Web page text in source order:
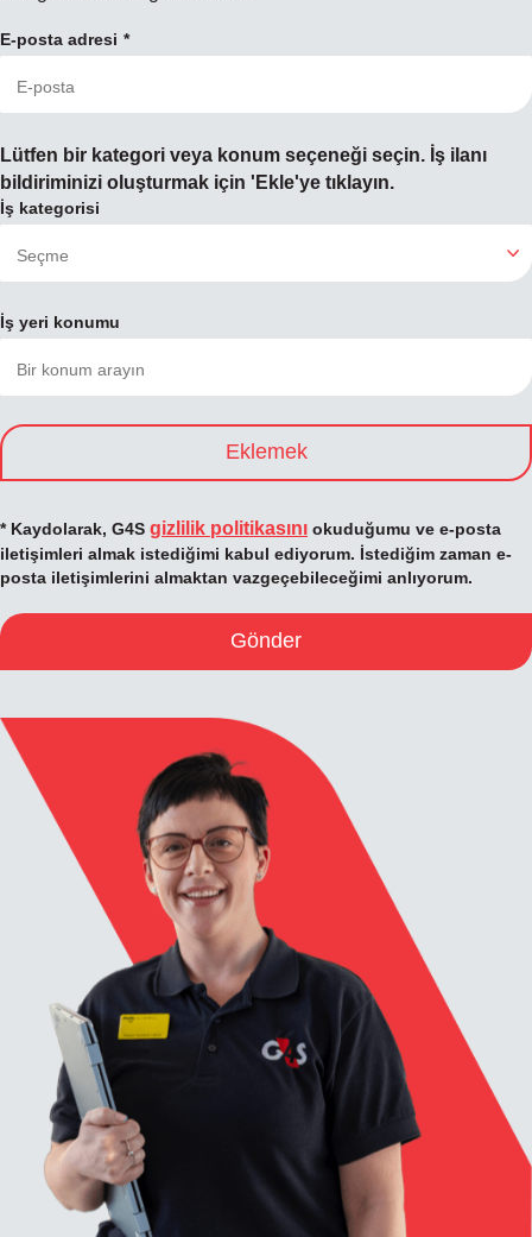
E-posta adresi
Lütfen bir kategori veya konum seçeneği seçin. İş ilanı
bildiriminizi oluşturmak için 'Ekle'ye tıklayın.
İş kategorisi
İş yeri konumu
Eklemek
* Kaydolarak, G4S gizlilik politikasını okuduğumu ve e-posta
iletişimleri almak istediğimi kabul ediyorum. İstediğim zaman e-
posta iletişimlerini almaktan vazgeçebileceğimi anlıyorum.
Gönder